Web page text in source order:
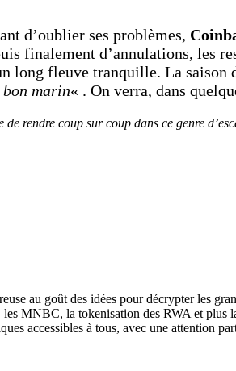
d’oublier ses problèmes,
finalement d’annulations, les
long fleuve tranquille. La saison
marin« . On verra, dans
rendre coup sur coup dans ce genre
au goût des idées pour décrypter les
MNBC, la tokenisation des RWA et plus
accessibles à tous, avec une attention